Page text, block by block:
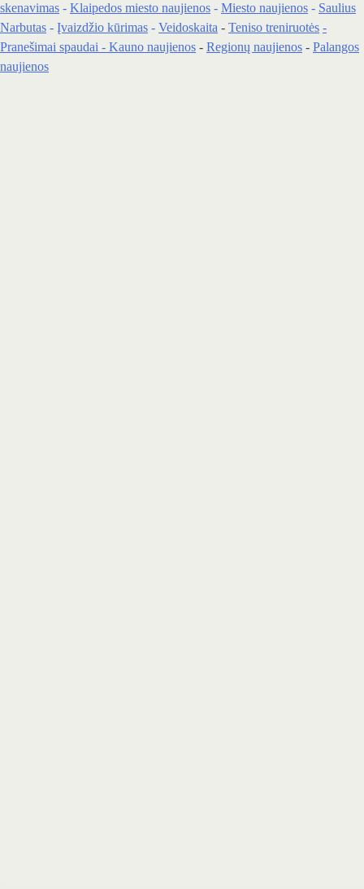
skenavimas - Klaipedos miesto naujienos - Miesto naujienos - Saulius
Narbutas - Įvaizdžio kūrimas - Veidoskaita - Teniso treniruotės -
Pranešimai spaudai - Kauno naujienos - Regionų naujienos - Palangos
naujienos